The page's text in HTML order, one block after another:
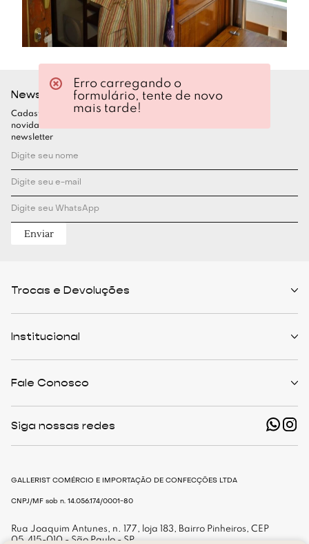
Newsletter
Cadastre-se para ficar por dentro de todas as nossas
novidades. Garanta seu desconto assinando nossa
newsletter
Enviar
Trocas e Devoluções
Formas de Pagamento
Cashback
Institucional
The Outlist
Nossas Lojas
Trabalhe Conosco
Fale Conosco
shop@gallerist.com.br
Siga nossas redes
GALLERIST COMÉRCIO E IMPORTAÇÃO DE CONFECÇÕES LTDA
CNPJ/MF sob n. 14.056.174/0001-80
Rua Joaquim Antunes, n. 177, loja 183, Bairro Pinheiros, CEP
05.415-010 - São Paulo - SP
Erro carregando o
formulário, tente de novo
mais tarde!